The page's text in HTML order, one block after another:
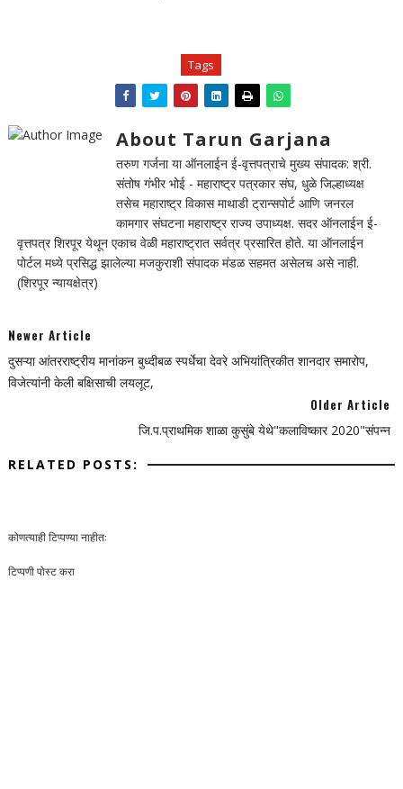
Tags
About Tarun Garjana
तरुण गर्जना या ऑनलाईन ई-वृत्तपत्राचे मुख्य संपादक: श्री.
संतोष गंभीर भोई - महाराष्ट्र पत्रकार संघ, धुळे जिल्हाध्यक्ष
तसेच महाराष्ट्र विकास माथाडी ट्रान्सपोर्ट आणि जनरल
कामगार संघटना महाराष्ट्र राज्य उपाध्यक्ष. सदर ऑनलाईन ई-
वृत्तपत्र शिरपूर येथून एकाच वेळी महाराष्ट्रात सर्वत्र प्रसारित होते. या ऑनलाईन
पोर्टल मध्ये प्रसिद्ध झालेल्या मजकुराशी संपादक मंडळ सहमत असेलच असे नाही.
(शिरपूर न्यायक्षेत्र)
Newer Article
दुसऱ्या आंतरराष्ट्रीय मानांकन बुध्दीबळ स्पर्धेचा देवरे अभियांत्रिकीत शानदार समारोप,
विजेत्यांनी केली बक्षिसाची लयलूट,
Older Article
जि.प.प्राथमिक शाळा कुसुंबे येथे"कलाविष्कार 2020"संपन्न
RELATED POSTS:
कोणत्याही टिप्पण्‍या नाहीत:
टिप्पणी पोस्ट करा